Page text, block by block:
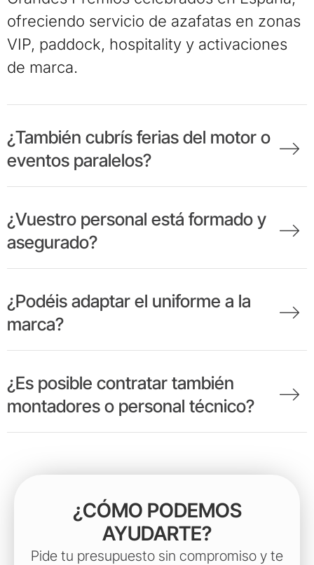
ofreciendo servicio de azafatas en zonas
VIP, paddock, hospitality y activaciones
de marca.
¿También cubrís ferias del motor o
eventos paralelos?
¿Vuestro personal está formado y
asegurado?
¿Podéis adaptar el uniforme a la
marca?
¿Es posible contratar también
montadores o personal técnico?
¿CÓMO PODEMOS
AYUDARTE?
Pide tu presupuesto sin compromiso y te